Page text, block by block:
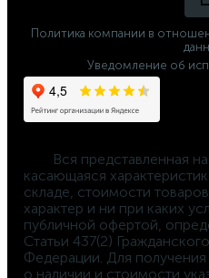
Политика компании в
Уведомление об
касающаяся
складе, стоимости
характер и ни при каких
публичной офертой,
Статьи 437(2)
Федерации. Для
о наличии и стоимости